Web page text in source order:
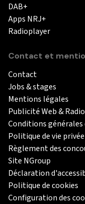
DAB+
Apps NRJ+
Radioplayer
Contact et
Contact
Jobs & stages
Mentions légales
Publicité Web & Radio
Conditions
Politique de vie privée
Règlement des
Site NGroup
Déclaration
Politique de cookies
Configuration des